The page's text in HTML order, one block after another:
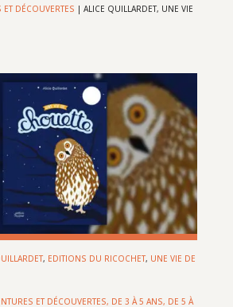
ET DÉCOUVERTES | ALICE QUILLARDET, UNE VIE
, EDITIONS DU RICOCHET, UNE VIE DE
ET DÉCOUVERTES, DE 3 À 5 ANS, DE 5 À